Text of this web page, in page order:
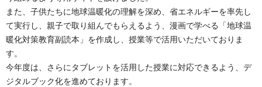
また、子供たちに地球温暖化の理解を深め、省エネルギーを率先し
て実行し、親子で取り組んでもらえるよう、漫画で学べる「地球温
暖化対策教育副読本」を作成し、授業等で活用いただいておりま
す。
今年度は、さらにタブレットを活用した授業に対応できるよう、デ
ジタルブック化を進めております。